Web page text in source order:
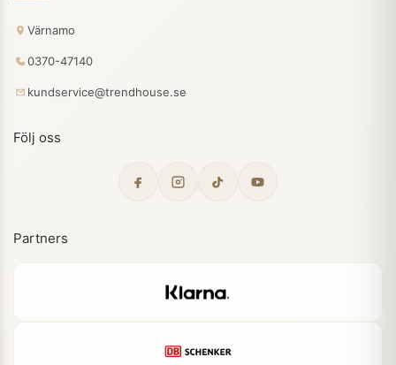
Värnamo
0370-47140
kundservice@trendhouse.se
Följ oss
Partners